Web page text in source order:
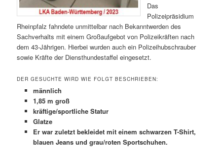
Das
Polizeipräsidium
Rheinpfalz fahndete unmittelbar nach Bekanntwerden des
Sachverhalts mit einem Großaufgebot von Polizeikräften nach
dem 43-Jährigen. Hierbei wurden auch ein Polizeihubschrauber
sowie Kräfte der Diensthundestaffel eingesetzt.
DER GESUCHTE WIRD WIE FOLGT BESCHRIEBEN:
männlich
1,85 m groß
kräftige/sportliche Statur
Glatze
Er war zuletzt bekleidet mit einem schwarzen T-Shirt,
blauen Jeans und grau/roten Sportschuhen.